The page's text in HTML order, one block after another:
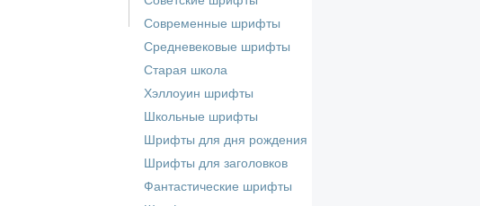
Современные шрифты
Средневековые шрифты
Старая школа
Хэллоуин шрифты
Школьные шрифты
Шрифты для дня рождения
Шрифты для заголовков
Фантастические шрифты